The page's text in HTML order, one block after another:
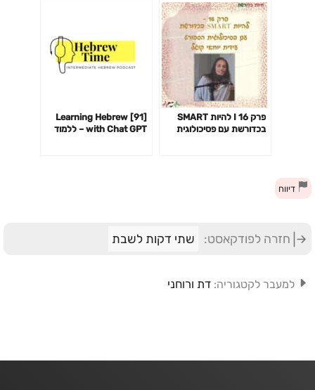
פרק 16 I להיות SMART
בכדורשת עם פסיכולוגית
[91] Learning Hebrew
with Chat GPT – ללמוד
דיווח
חזרה לפודקאסט: שתי דקות לשבת
למעבר לקטגוריה: דת ורוחני